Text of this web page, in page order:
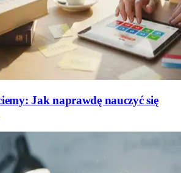
Jak naprawdę nauczyć się